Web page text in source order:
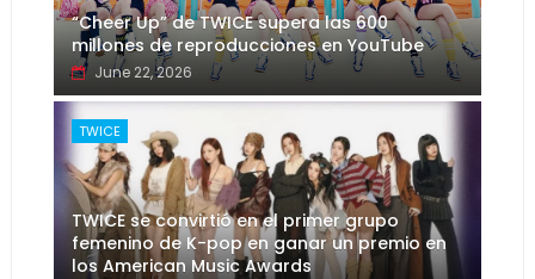
“Cheer Up” de TWICE supera las 600
millones de reproducciones en YouTube
June 22, 2026
TWICE
TWICE se convirtió en el primer grupo
femenino de K-pop en ganar un premio en
los American Music Awards